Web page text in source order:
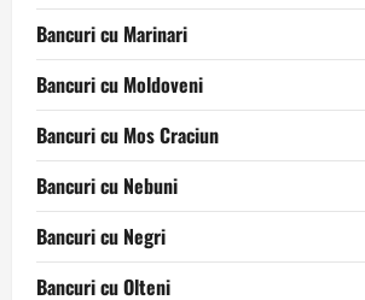
Bancuri cu Marinari
Bancuri cu Moldoveni
Bancuri cu Mos Craciun
Bancuri cu Nebuni
Bancuri cu Negri
Bancuri cu Olteni